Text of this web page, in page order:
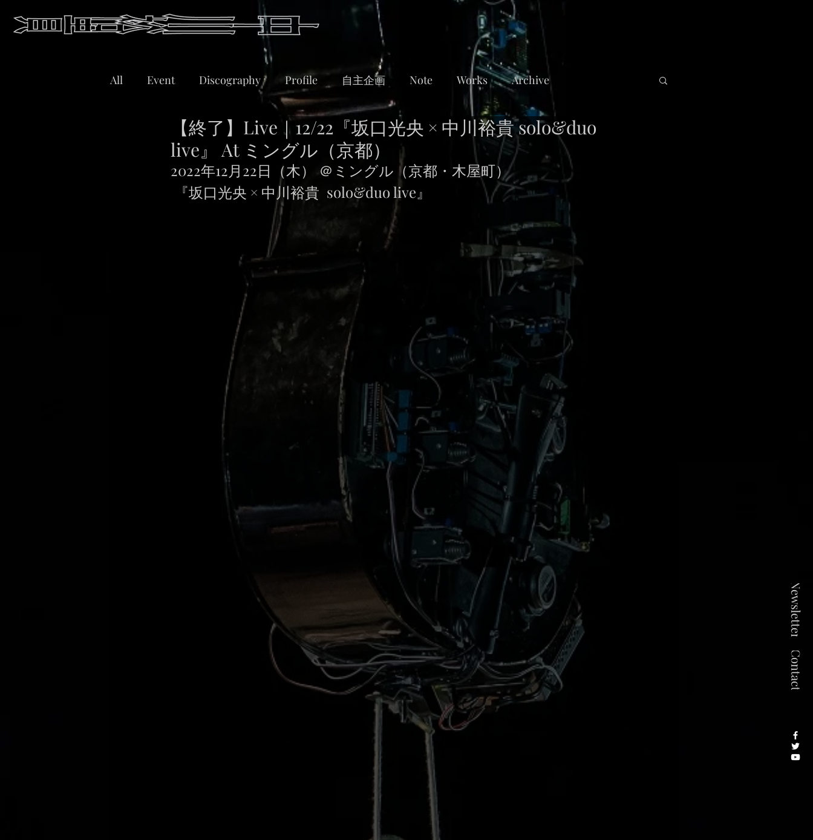
All Event Discography Profile 自主企画 Note Works Archive
【終了】Live｜12/22『坂口光央 × 中川裕貴 solo&duo
live』 At ミングル（京都）
2022年12月22日（木） ＠ミングル（京都・木屋町）
『坂口光央 × 中川裕貴  solo&duo live』